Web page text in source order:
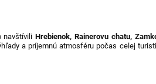
navštíviliHrebienok, Rainerovu chatu,
a príjemnú atmosféru počas celej